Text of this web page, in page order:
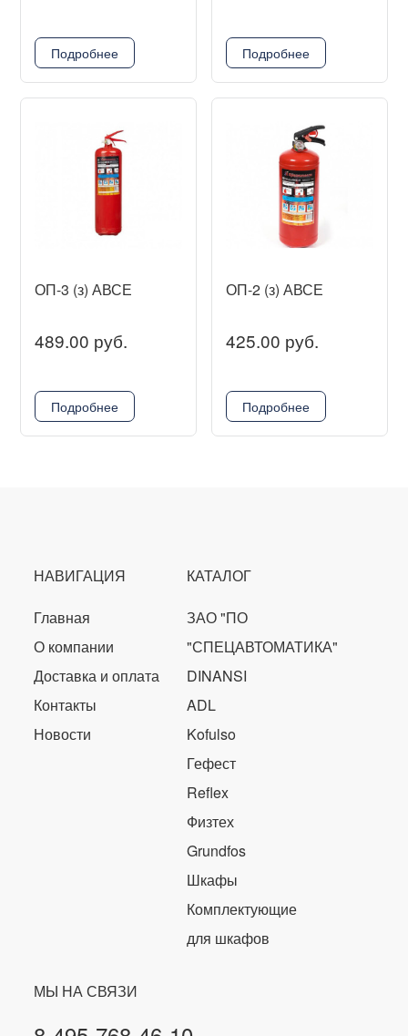
Подробнее Подробнее
ОП-3 (з) АВСЕ
489.00 руб.
Подробнее
ОП-2 (з) АВСЕ
425.00 руб.
Подробнее
НАВИГАЦИЯ
Главная
О компании
Доставка и оплата
Контакты
Новости
КАТАЛОГ
ЗАО "ПО
"СПЕЦАВТОМАТИКА"
DINANSI
ADL
Kofulso
Гефест
Reflex
Физтех
Grundfos
Шкафы
Комплектующие
для шкафов
МЫ НА СВЯЗИ